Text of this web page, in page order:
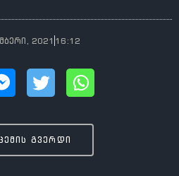
2021 16:12
გვერდი